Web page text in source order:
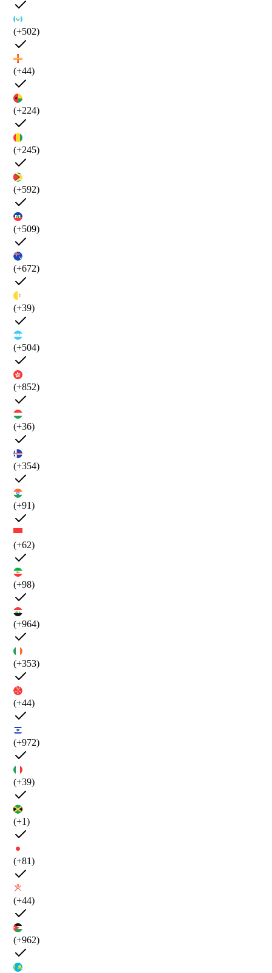
(+502)
(+44)
(+224)
(+245)
(+592)
(+509)
(+672)
(+39)
(+504)
(+852)
(+36)
(+354)
(+91)
(+62)
(+98)
(+964)
(+353)
(+44)
(+972)
(+39)
(+1)
(+81)
(+44)
(+962)